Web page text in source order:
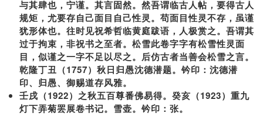
与其肆也，宁谨。其言固然。然吾谓临古人帖，要得古人
规矩，尤要存自己面目自己性灵。苟面目性灵不存，虽谨
犹形体也。往时见祝希哲临黄庭跋语，人极赏之。吾谓其
过于拘束，非祝书之至者。松雪此卷字字有松雪性灵面
目，似谨之一字不足以尽之。后仿古者当善会松雪之言。
乾隆丁丑（1757）秋日归愚沈德潜题。钤印：沈德潜
印、归愚、御赐道存风雅。
壬戌（1922）之秋五百尊番佛易得。癸亥（1923）重九
灯下弄菊罢展卷书记。雪壶。钤印：张。